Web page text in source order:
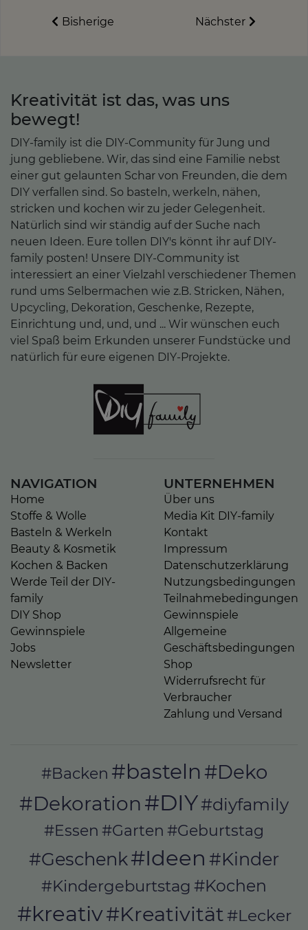
Bisherige Nächster
Kreativität ist das, was uns
bewegt!
DIY-family ist die DIY-Community für Jung und
jung gebliebene. Wir, das sind eine Familie nebst
einer gut gelaunten Schar von Freunden, die dem
DIY verfallen sind. So basteln, werkeln, nähen,
stricken und kochen wir zu jeder Gelegenheit.
Natürlich sind wir ständig auf der Suche nach
neuen Ideen. Eure tollen DIY's könnt ihr auf DIY-
family posten! Unsere DIY-Community ist
interessiert an einer Vielzahl verschiedener Themen
rund ums Selbermachen wie z.B. Stricken, Nähen,
Upcycling, Dekoration, Geschenke, Rezepte,
Einrichtung und, und, und ... Wir wünschen euch
viel Spaß beim Erkunden unserer Fundstücke und
natürlich für eure eigenen DIY-Projekte.
NAVIGATION
Home
Stoffe & Wolle
Basteln & Werkeln
Beauty & Kosmetik
Kochen & Backen
Werde Teil der DIY-
family
DIY Shop
Gewinnspiele
Jobs
Newsletter
UNTERNEHMEN
Über uns
Media Kit DIY-family
Kontakt
Impressum
Datenschutzerklärung
Nutzungsbedingungen
Teilnahmebedingungen
Gewinnspiele
Allgemeine
Geschäftsbedingungen
Shop
Widerrufsrecht für
Verbraucher
Zahlung und Versand
#Backen #basteln #Deko
#Dekoration #DIY#diyfamily
#Essen #Garten #Geburtstag
#Geschenk#Ideen #Kinder
#Kindergeburtstag #Kochen
#kreativ#Kreativität#Lecker